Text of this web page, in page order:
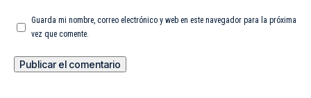
Guarda mi nombre, correo electrónico y web en este navegador para la próxima
vez que comente.